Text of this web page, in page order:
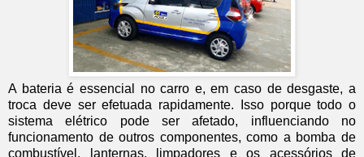
A bateria é essencial no carro e, em caso de desgaste, a
troca deve ser efetuada rapidamente. Isso porque todo o
sistema elétrico pode ser afetado, influenciando no
funcionamento de outros componentes, como a bomba de
combustível, lanternas, limpadores e os acessórios de